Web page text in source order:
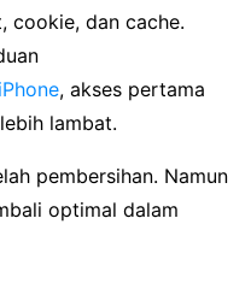
cookie, dan cache.
, akses pertama
lambat.
pembersihan. Namun
optimal dalam